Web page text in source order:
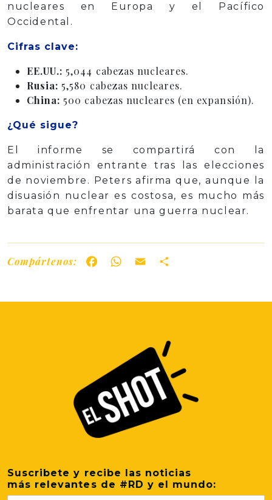
nucleares en Europa y el Pacífico
Occidental.
Cifras clave:
EE.UU.: 5,044 cabezas nucleares.
Rusia: 5,580 cabezas nucleares.
China: 500 cabezas nucleares (en expansión).
¿Qué sigue?
El informe se compartirá con la
administración entrante tras las elecciones
de noviembre. Peters afirma que, aunque la
disuasión nuclear es costosa, es mucho más
barata que enfrentar una guerra nuclear.
Compártenos: FacebookWhatsApp
Email
Suscribete y recibe las noticias
más relevantes de #RD y el mundo: